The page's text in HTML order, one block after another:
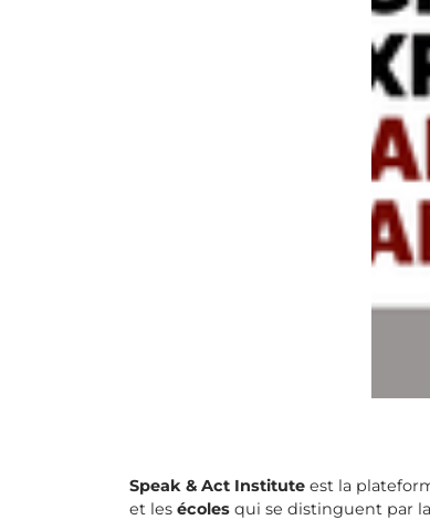
Speak & Act Institute est la
et les écoles qui se distinguent par